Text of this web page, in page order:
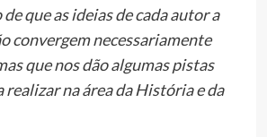
que as ideias de cada autor a
convergem necessariamente
que nos dão algumas pistas
realizar na área da História e da